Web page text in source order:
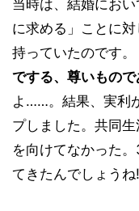
当時は、結婚にお
に求める」ことに
持っていたのです。
でする、尊いもので
よ……。結果、実利
プしました。共同
を向けてなかった
てきたんでしょうね